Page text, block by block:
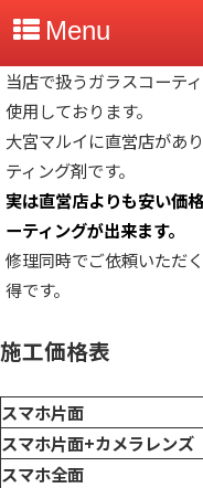
Menu
当店で扱うガラスコーテ
使用しております。
大宮マルイに直営店があ
ティング剤です。
実は直営店よりも安い価
ーティングが出来ます。
修理同時でご依頼いただ
得です。
施工価格表
スマホ片面
スマホ片面+カメラレンズ
スマホ全面